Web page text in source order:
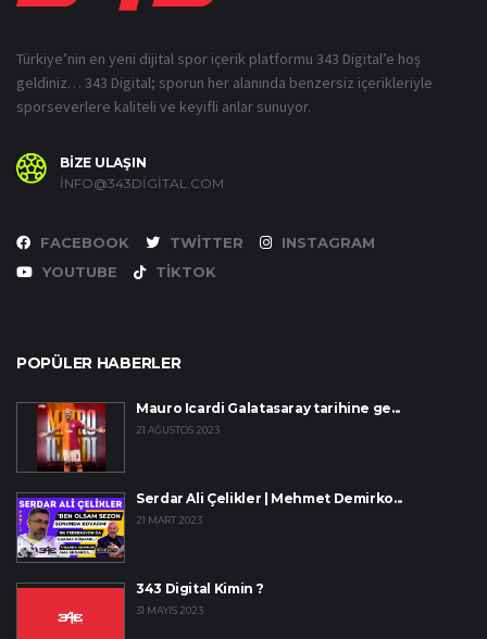
Türkiye’nin en yeni dijital spor içerik platformu 343 Digital’e hoş
geldiniz… 343 Digital; sporun her alanında benzersiz içerikleriyle
sporseverlere kaliteli ve keyifli anlar sunuyor.
BİZE ULAŞIN
INFO@343DIGITAL.COM
FACEBOOK TWITTER
INSTAGRAM
YOUTUBE
TIKTOK
POPÜLER HABERLER
Mauro Icardi Galatasaray tarihine ge...
21 AĞUSTOS 2023
Serdar Ali Çelikler | Mehmet Demirko...
21 MART 2023
343 Digital Kimin ?
31 MAYIS 2023